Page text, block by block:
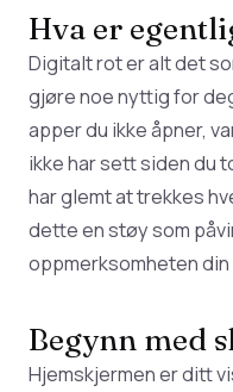
Hva er
Digitalt rot er alt det
gjøre noe nyttig for
apper du ikke åpner,
ikke har sett siden du
har glemt at trekkes
dette en støy som
oppmerksomheten
Begynn med
Hjemskjermen er ditt